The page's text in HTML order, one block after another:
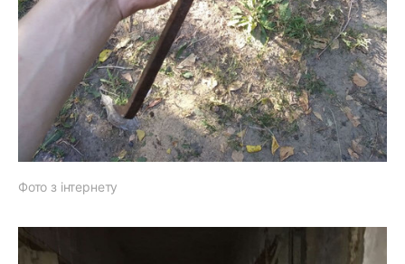
Фото з інтернету